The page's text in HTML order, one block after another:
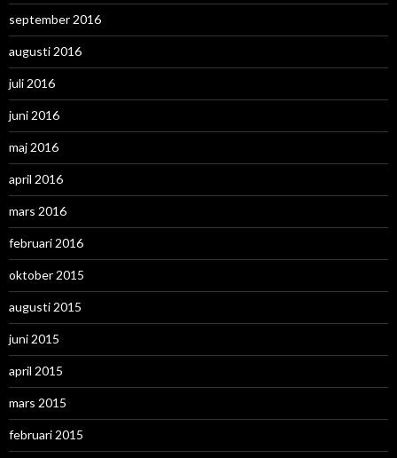
september 2016
augusti 2016
juli 2016
juni 2016
maj 2016
april 2016
mars 2016
februari 2016
oktober 2015
augusti 2015
juni 2015
april 2015
mars 2015
februari 2015